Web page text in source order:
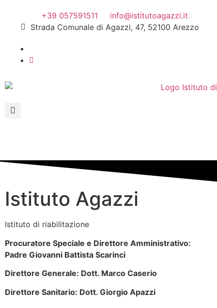
+39 057591511
info@istitutoagazzi.it
Strada Comunale di Agazzi, 47, 52100 Arezzo
Istituto Agazzi
Istituto di riabilitazione
Procuratore Speciale e Direttore Amministrativo:
Padre Giovanni Battista Scarinci
Direttore Generale: Dott. Marco Caserio
Direttore Sanitario: Dott. Giorgio Apazzi